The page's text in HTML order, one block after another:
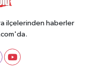
ilçelerinden haberler